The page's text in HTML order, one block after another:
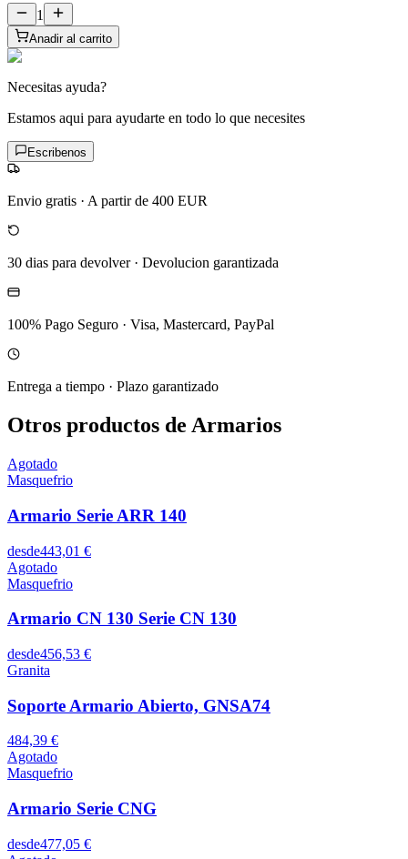
1
Anadir al carrito
Necesitas ayuda?
Estamos aqui para ayudarte en todo lo que necesites
Escribenos
Envio gratis · A partir de 400 EUR
30 dias para devolver· Devolucion garantizada
100% Pago Seguro · Visa, Mastercard, PayPal
Entrega a tiempo · Plazo garantizado
Otros productos de Armarios
Agotado
Masquefrio
Armario Serie ARR 140
desde443,01 €
Agotado
Masquefrio
Armario CN 130 Serie CN 130
desde456,53 €
Granita
Soporte Armario Abierto, GNSA74
484,39 €
Agotado
Masquefrio
Armario Serie CNG
desde477,05 €